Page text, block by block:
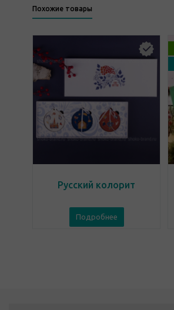
Похожие товары
Русский колорит
Подробнее